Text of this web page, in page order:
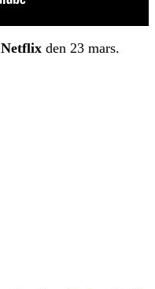
Netflix den 23 mars.